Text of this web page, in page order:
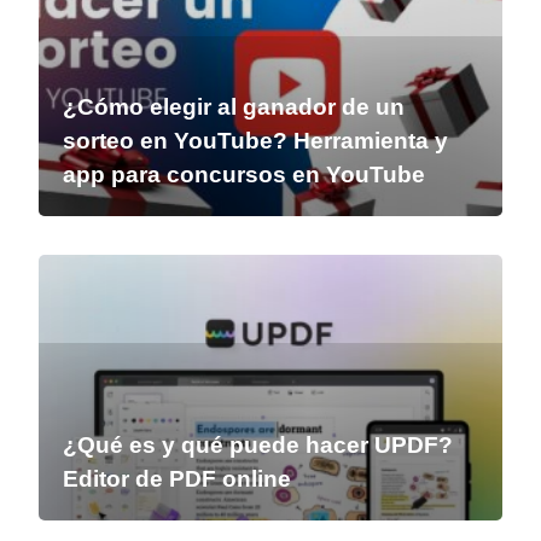
¿Cómo elegir al ganador de un
sorteo en YouTube? Herramienta y
app para concursos en YouTube
¿Qué es y qué puede hacer UPDF?
Editor de PDF online